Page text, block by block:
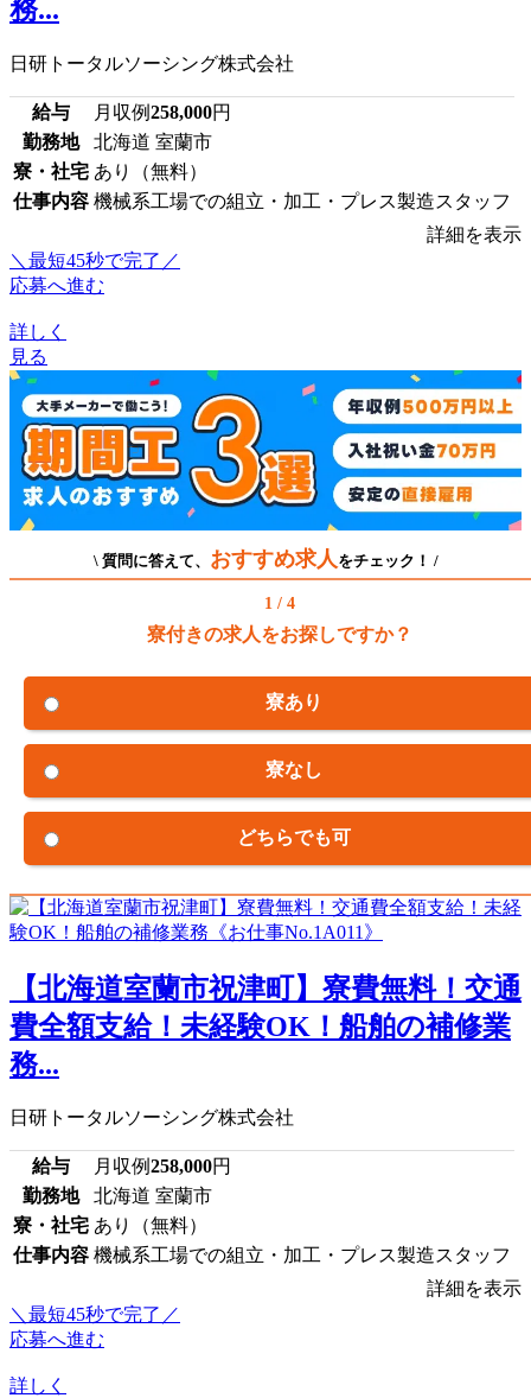
務...
日研トータルソーシング株式会社
給与 月収例258,000円
勤務地
北海道 室蘭市
寮・社宅 あり（無料）
仕事内容 機械系工場での組立・加工・プレス製造スタッフ
詳細を表示
＼最短45秒で完了／
応募へ進む
詳しく
見る
\ 質問に答えて、 おすすめ求人 をチェック！ /
1 / 4
寮付きの求人をお探しですか？
寮あり
寮なし
どちらでも可
【北海道室蘭市祝津町】寮費無料！交通
費全額支給！未経験OK！船舶の補修業
務...
日研トータルソーシング株式会社
給与 月収例258,000円
勤務地
北海道 室蘭市
寮・社宅 あり（無料）
仕事内容 機械系工場での組立・加工・プレス製造スタッフ
詳細を表示
＼最短45秒で完了／
応募へ進む
詳しく